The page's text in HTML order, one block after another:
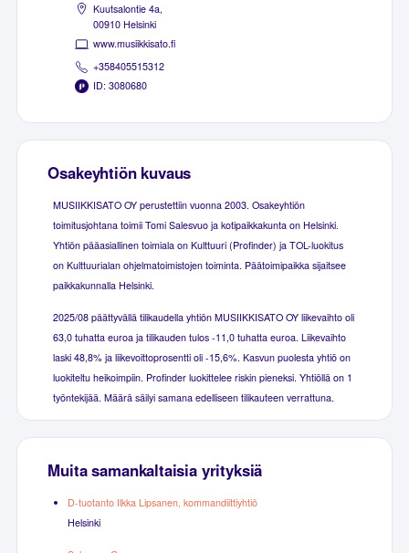
Kuutsalontie 4a,
00910 Helsinki
www.musiikkisato.fi
+358405515312
ID: 3080680
Osakeyhtiön kuvaus
MUSIIKKISATO OY perustettiin vuonna 2003. Osakeyhtiön
toimitusjohtana toimii Tomi Salesvuo ja kotipaikkakunta on Helsinki.
Yhtiön pääasiallinen toimiala on Kulttuuri (Profinder) ja TOL-luokitus
on Kulttuurialan ohjelmatoimistojen toiminta. Päätoimipaikka sijaitsee
paikkakunnalla Helsinki.
2025/08 päättyvällä tilikaudella yhtiön MUSIIKKISATO OY liikevaihto oli
63,0 tuhatta euroa ja tilikauden tulos -11,0 tuhatta euroa. Liikevaihto
laski 48,8% ja liikevoittoprosentti oli -15,6%. Kasvun puolesta yhtiö on
luokiteltu heikoimpiin. Profinder luokittelee riskin pieneksi. Yhtiöllä on 1
työntekijää. Määrä säilyi samana edelliseen tilikauteen verrattuna.
Muita samankaltaisia yrityksiä
D-tuotanto Ilkka Lipsanen, kommandiittiyhtiö
Helsinki